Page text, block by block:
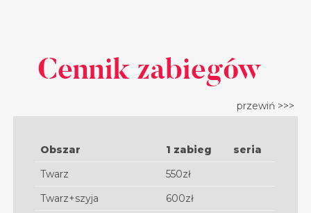
Cennik zabiegów
Obszar 1 zabieg
seria
Twarz
550zł
Twarz+szyja
600zł